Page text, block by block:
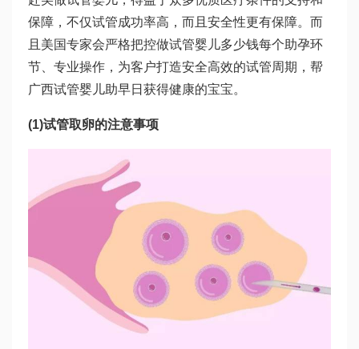
保障，不仅试管成功率高，而且安全性更有保障。而
且美国专家会严格把控做试管婴儿多少钱每个助孕环
节、专业操作，为客户打造安全高效的试管周期，帮
广西试管婴儿助早日获得健康的宝宝。
(1)试管取卵的注意事项